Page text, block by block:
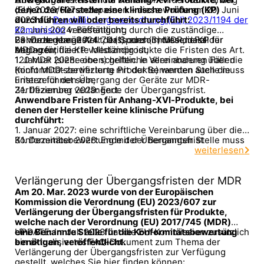
(EU) 2023/607 anzupassen – diese wurde am 20. Juni
2023 alsDurchführungsverordnung (EU) 2023/1194 der
Kommissionveröffentlicht.
Es wurde klargestellt, dass auch in diesem Fall für
MDD-zertifizierte Medizinprodukte die Fristen des Art.
120 MDR (siehe oben) gelten. In allen anderen Fällen
(nicht MDD-zertifizierte Produkte) werden auch die
Fristen für den Übergang der Geräte zur MDR-
Zertifizierung verlängert.
denen der Hersteller eine klinische Prüfung (KP)
durchführen will oder bereits durchführt:
22. Juni 2024: Bestätigung durch die zuständige
Behörde gemäß Art. 70 (1) oder (3) MDR, dass der
Antrag für die KP vollständig ist;
23. Dezember 2024: der Sponsor muss die KP
beginnen;
1. Januar 2028: eine schriftliche Vereinbarung über die
Konformitätsbewertung mit der Benannten Stelle muss
unterzeichnet sein;
31. Dezember 2029: Ende der Übergangsfrist.
Anwendbare Fristen für Anhang-XVI-Produkte, bei
denen der Hersteller keine klinische Prüfung
durchführt:
1. Januar 2027: eine schriftliche Vereinbarung über die
Konformitätsbewertung mit der Benannten Stelle muss
31. Dezember 2028: Ende der Übergangsfrist
weiterlesen
Verlängerung der Übergangsfristen der MDR
Am 20. Mar. 2023 wurde von der Europäischen
Kommission die Verordnung (EU) 2023/607 zur
Verlängerung der Übergangsfristen für Produkte,
welche nach der Verordnung (EU) 2017/745 (MDR)
eine Benannte Stelle für die Konformitätsbewertung
benötigen, veröffentlicht.
UPDATE: Im Juli 2023 hat die EU-Kommission zusätzlich
ein aktualisiertes FAQ-Dokument zum Thema der
Verlängerung der Übergangsfristen zur Verfügung